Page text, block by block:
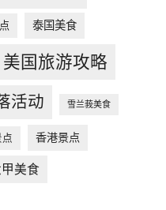
泰国美食
美国旅游攻略
活动 雪兰莪美食
点 香港景点
美食